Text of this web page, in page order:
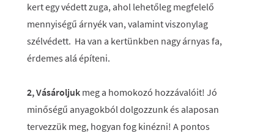
kert egy védett zuga, ahol lehetőleg megfelelő
mennyiségű árnyék van, valamint viszonylag
szélvédett. Ha van a kertünkben nagy árnyas fa,
érdemes alá építeni.
2, Vásároljuk meg a homokozó hozzávalóit! Jó
minőségű anyagokból dolgozzunk és alaposan
tervezzük meg, hogyan fog kinézni! A pontos